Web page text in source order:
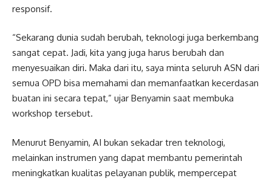
responsif.
“Sekarang dunia sudah berubah, teknologi juga berkembang
sangat cepat. Jadi, kita yang juga harus berubah dan
menyesuaikan diri. Maka dari itu, saya minta seluruh ASN dari
semua OPD bisa memahami dan memanfaatkan kecerdasan
buatan ini secara tepat,” ujar Benyamin saat membuka
workshop tersebut.
Menurut Benyamin, AI bukan sekadar tren teknologi,
melainkan instrumen yang dapat membantu pemerintah
meningkatkan kualitas pelayanan publik, mempercepat